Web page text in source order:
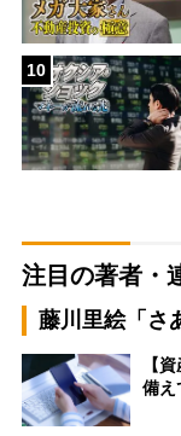
10
注目の著者・
藤川里絵「さ
【
備え